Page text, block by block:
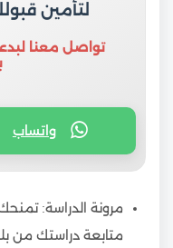
لتأمين
تواصل معنا
واتساب
مرونة الدراسة:
متابعة دراستك من